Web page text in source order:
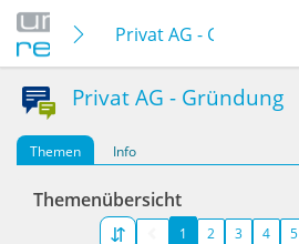
Privat AG - Gründung
Privat AG - Gründung
Themen Info
Themenübersicht
1 2 3 4 5